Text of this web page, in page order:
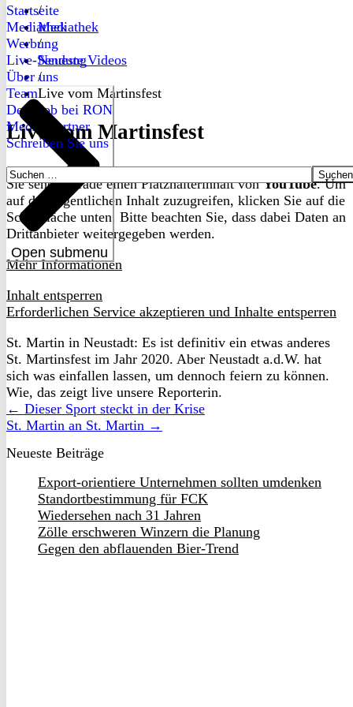
Startseite
Mediathek
Werbung
Live-Sendung
Über uns
Open submenu
Team
Dein Job bei RON
Medienpartner
Schreiben Sie uns
Suchen
nach:
/
Mediathek
/
Neueste Videos
/
Live vom Martinsfest
Live vom Martinsfest
Sie sehen gerade einen Platzhalterinhalt vonYouTube. Um
auf den eigentlichen Inhalt zuzugreifen, klicken Sie auf die
Schaltfläche unten. Bitte beachten Sie, dass dabei Daten an
Drittanbieter weitergegeben werden.
Mehr Informationen
Inhalt entsperren
Erforderlichen Service akzeptieren und Inhalte entsperren
St. Martin in Neustadt: Es ist definitiv ein etwas anderes
St. Martinsfest im Jahr 2020. Aber Neustadt a.d.W. hat
sich was einfallen lassen, um dennoch feiern zu können.
Wie, das zeigt live unsere Reporterin.
← Dieser Sport steckt in der Krise
St. Martin an St. Martin →
Neueste Beiträge
Export-orientiere Unternehmen sollten umdenken
Standortbestimmung für FCK
Wiedersehen nach 31 Jahren
Zölle erschweren Winzern die Planung
Gegen den abflauenden Bier-Trend